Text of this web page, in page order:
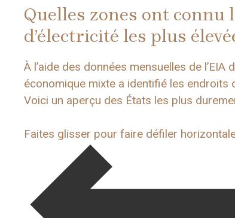
Quelles zones ont
d’électricité les plus
À l’aide des données mensuelles de
économique mixte a identifié les endroits
Voici un aperçu des États les plus
Faites glisser pour faire défiler